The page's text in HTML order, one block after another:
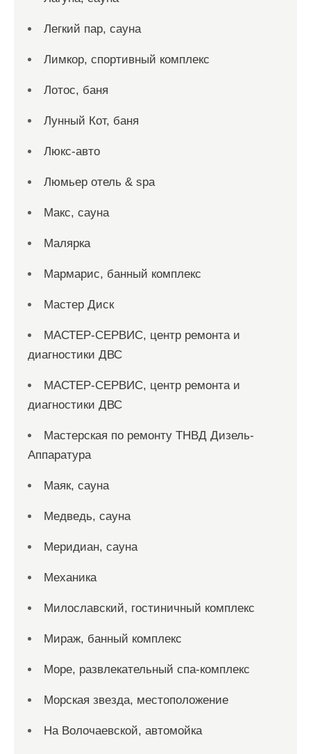
Легкий пар, сауна
Лимкор, спортивный комплекс
Лотос, баня
Лунный Кот, баня
Люкс-авто
Люмьер отель & spa
Макс, сауна
Малярка
Мармарис, банный комплекс
Мастер Диск
МАСТЕР-СЕРВИС, центр ремонта и
диагностики ДВС
МАСТЕР-СЕРВИС, центр ремонта и
диагностики ДВС
Мастерская по ремонту ТНВД Дизель-
Аппаратура
Маяк, сауна
Медведь, сауна
Меридиан, сауна
Механика
Милославский, гостиничный комплекс
Мираж, банный комплекс
Море, развлекательный спа-комплекс
Морская звезда, местоположение
На Волочаевской, автомойка